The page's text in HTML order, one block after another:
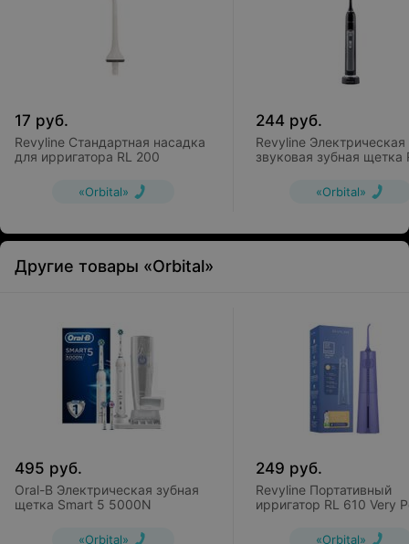
17 руб.
Revyline Стандартная насадка
для ирригатора RL 200
«Orbital»
244 руб.
Revyline Электрическая
звуковая зубная щетка
«Orbital»
Другие товары «Orbital»
495 руб.
Oral-B Электрическая зубная
щетка Smart 5 5000N
«Orbital»
249 руб.
Revyline Портативный
ирригатор RL 610 Very
«Orbital»